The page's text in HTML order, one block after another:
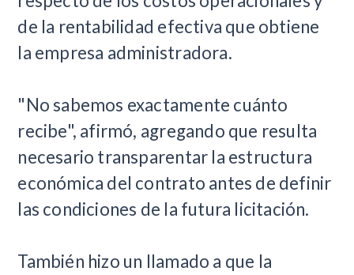
de la rentabilidad efectiva que obtiene
la empresa administradora.
"No sabemos exactamente cuánto
recibe", afirmó, agregando que resulta
necesario transparentar la estructura
económica del contrato antes de definir
las condiciones de la futura licitación.
También hizo un llamado a que la